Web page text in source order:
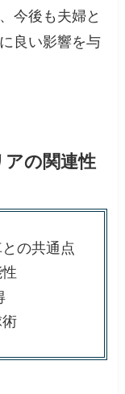
今後も夫婦と
良い影響を与
アの関連性
の共通点